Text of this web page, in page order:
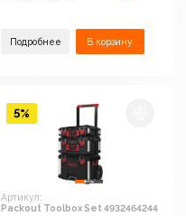
Подробнее В корзину
Артикул:
Packout Toolbox Set 4932464244
5%